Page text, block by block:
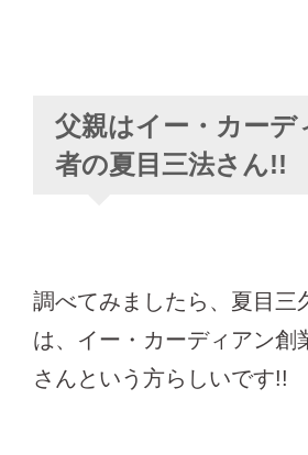
父親はイー・カーデ
者の夏目三法さん!!
調べてみましたら、夏目三
は、イー・カーディアン創
さんという方らしいです!!